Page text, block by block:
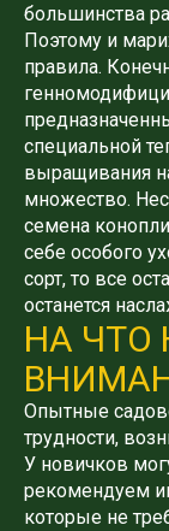
большинства
Поэтому и
правила.
специальной
выращивания
множество.
семена
себе особого
сорт, то все
останется
НА ЧТО
Опытные
трудности,
У новичков
рекомендуем
которые не